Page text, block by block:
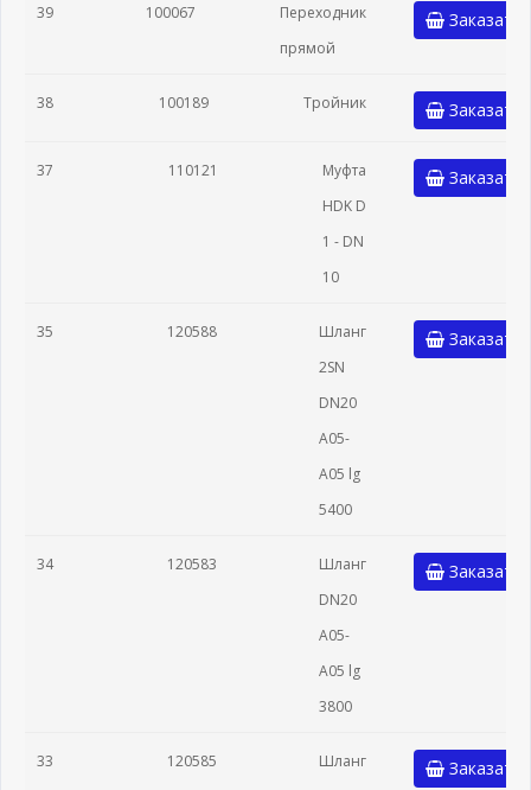
39 100067
Переходник
прямой
Заказать
38 100189 Тройник Заказать
37 110121
Муфта
HDK D
1 - DN
10
Заказать
35 120588
Шланг
2SN
DN20
A05-
A05 lg
5400
Заказать
34 120583
Шланг
DN20
A05-
A05 lg
3800
Заказать
33 120585
Шланг
Заказать